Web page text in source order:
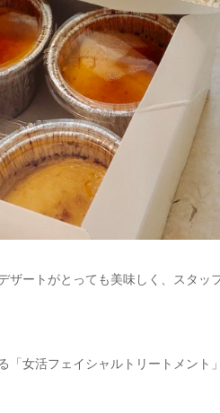
ザートがとっても美味しく、スタッ
女活フェイシャルトリートメント